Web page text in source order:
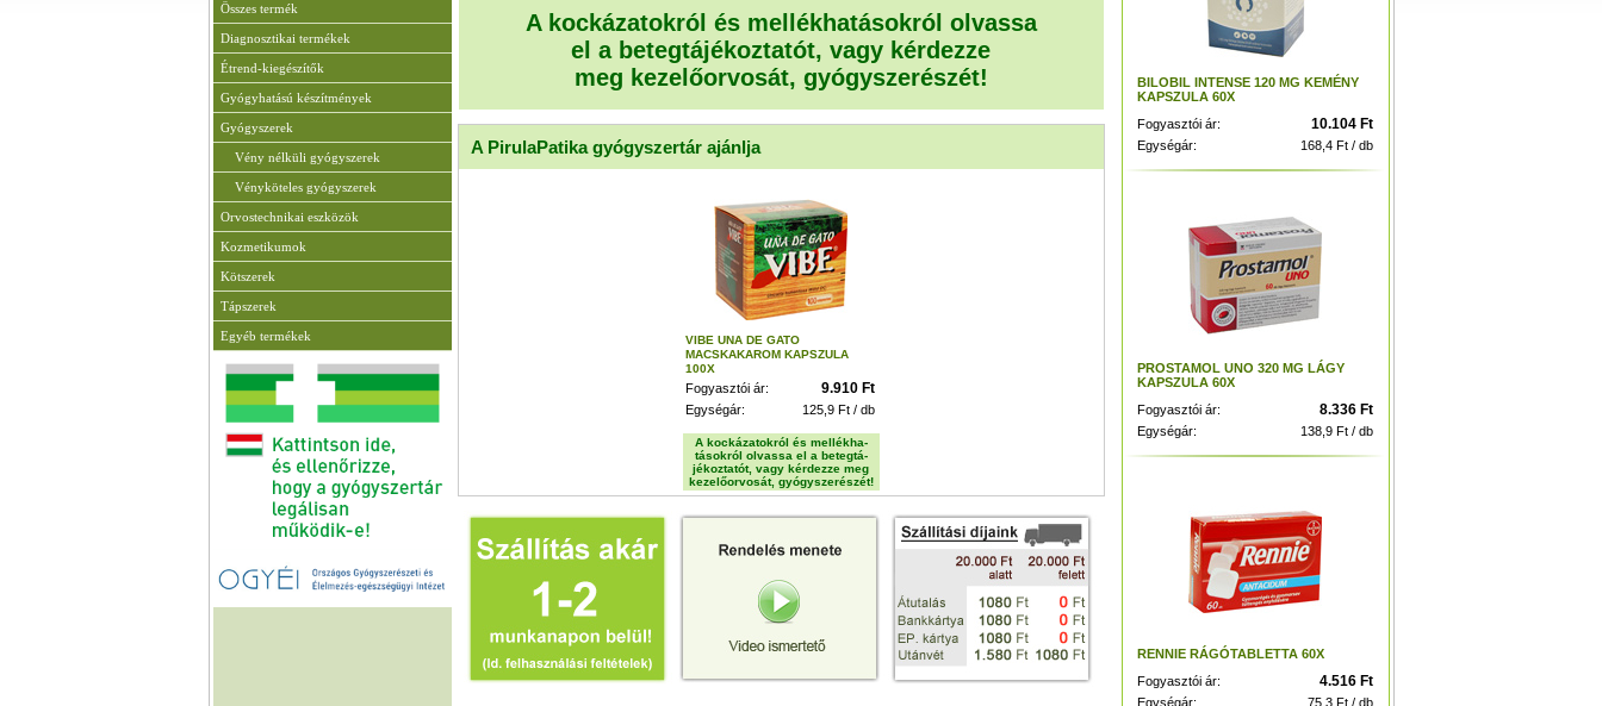
Összes termék
Diagnosztikai termékek
Étrend-kiegészítők
Gyógyhatású készítmények
Gyógyszerek
Vény nélküli gyógyszerek
Vényköteles gyógyszerek
Orvostechnikai eszközök
Kozmetikumok
Kötszerek
Tápszerek
Egyéb termékek
A kockázatokról és mellékhatásokról olvassa
el a betegtájékoztatót, vagy kérdezze
meg kezelőorvosát, gyógyszerészét!
A PirulaPatika gyógyszertár ajánlja
VIBE UNA DE GATO
MACSKAKAROM KAPSZULA
100X
Fogyasztói ár: 9.910 Ft
Egységár: 125,9 Ft / db
A kockázatokról és mellékha-
tásokról olvassa el a betegtá-
jékoztatót, vagy kérdezze meg
kezelőorvosát, gyógyszerészét!
BILOBIL INTENSE 120 MG KEMÉNY
KAPSZULA 60X
Fogyasztói ár:
10.104 Ft
Egységár: 168,4 Ft / db
PROSTAMOL UNO 320 MG LÁGY
KAPSZULA 60X
Fogyasztói ár:
8.336 Ft
Egységár: 138,9 Ft / db
RENNIE RÁGÓTABLETTA 60X
Fogyasztói ár:
4.516 Ft
Egységár: 75,3 Ft / db